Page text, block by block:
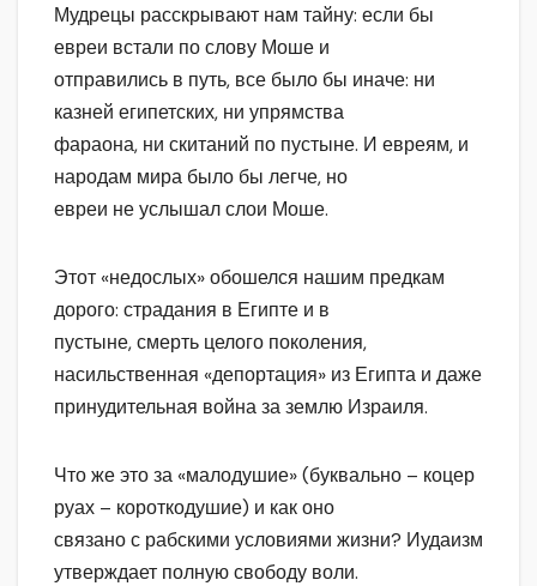
Мудрецы расскрывают нам тайну: если бы
евреи встали по слову Моше и
отправились в путь, все было бы иначе: ни
казней египетских, ни упрямства
фараона, ни скитаний по пустыне. И евреям, и
народам мира было бы легче, но
евреи не услышал слои Моше.
Этот «недослых» обошелся нашим предкам
дорого: страдания в Египте и в
пустыне, смерть целого поколения,
насильственная «депортация» из Египта и даже
принудительная война за землю Израиля.
Что же это за «малодушие» (буквально – коцер
руах – короткодушие) и как оно
связано с рабскими условиями жизни? Иудаизм
утверждает полную свободу воли.